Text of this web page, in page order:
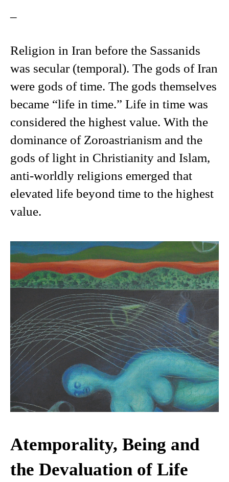
–
Religion in Iran before the Sassanids
was secular (temporal). The gods of Iran
were gods of time. The gods themselves
became “life in time.” Life in time was
considered the highest value. With the
dominance of Zoroastrianism and the
gods of light in Christianity and Islam,
anti-worldly religions emerged that
elevated life beyond time to the highest
value.
Atemporality, Being and
the Devaluation of Life